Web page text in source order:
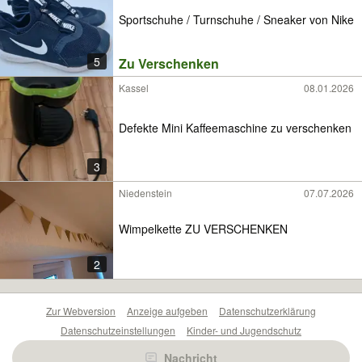
5
Sportschuhe / Turnschuhe / Sneaker von Nike
Zu Verschenken
3
Kassel 08.01.2026
Defekte Mini Kaffeemaschine zu verschenken
2
Niedenstein 07.07.2026
Wimpelkette ZU VERSCHENKEN
Nachricht
Zur Webversion Anzeige aufgeben
Datenschutzerklärung
Datenschutzeinstellungen
Kinder- und Jugendschutz
Barrierefreiheitserklärung